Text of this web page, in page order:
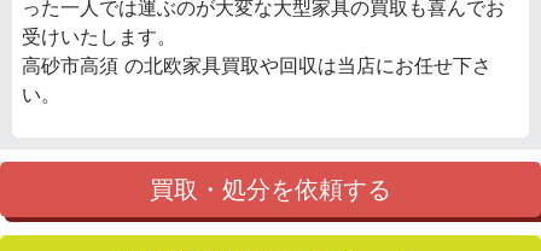
った一人では運ぶのが大変な大型家具の買取も喜んでお
受けいたします。
高砂市高須 の北欧家具買取や回収は当店にお任せ下さ
い。
買取・処分を依頼する